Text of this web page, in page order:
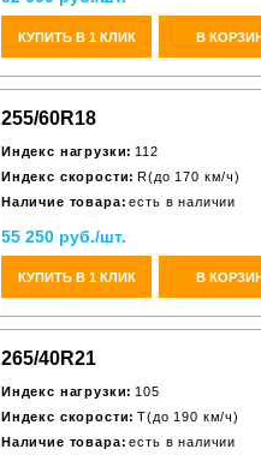
КУПИТЬ В 1 КЛИК В
255/60R18
Индекс нагрузки: 112
Индекс скорости: R(до 170 км/ч)
Наличие товара: есть в наличии
55 250 руб./шт.
КУПИТЬ В 1 КЛИК В
265/40R21
Индекс нагрузки: 105
Индекс скорости: T(до 190 км/ч)
Наличие товара: есть в наличии